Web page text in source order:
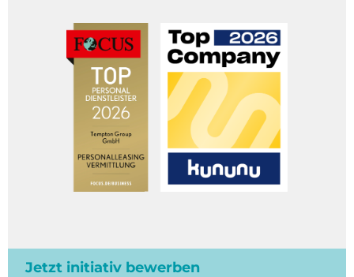
Jetzt initiativ bewerben